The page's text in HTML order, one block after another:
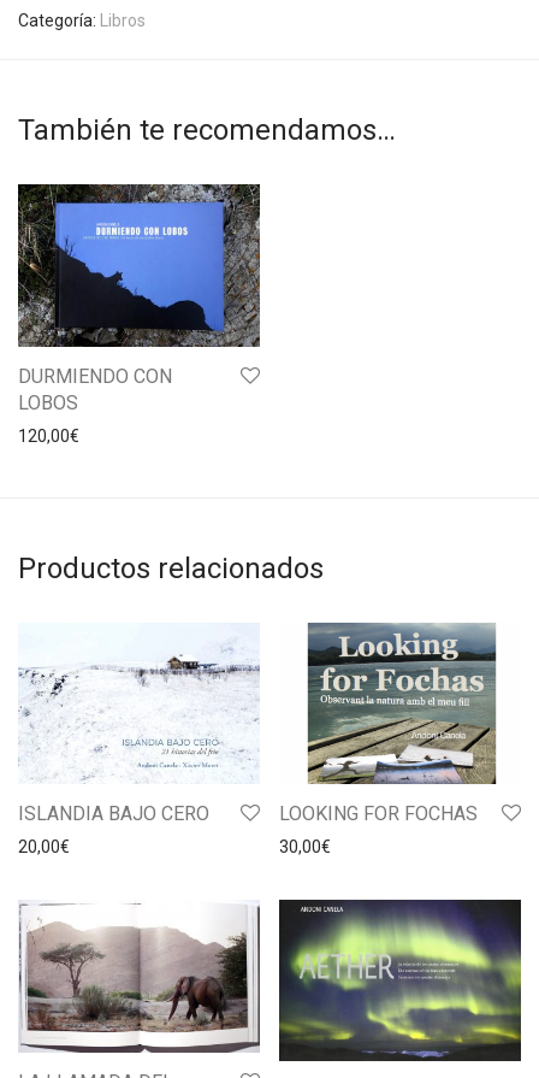
Categoría: Libros
También te recomendamos…
DURMIENDO CON
LOBOS
120,00€
Productos relacionados
ISLANDIA BAJO CERO
20,00€
LOOKING FOR FOCHAS
30,00€